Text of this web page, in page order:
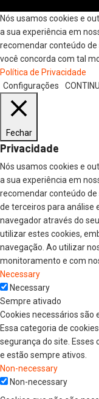
Nós usamos cookies e
a sua experiência em
recomendar conteúdo
você concorda com tal
Política de Privacidade
Configurações
Fechar
Privacidade
Nós usamos cookies e
a sua experiência em
recomendar conteúdo
de terceiros para análise
navegador através do
utilizar estes cookies,
navegação. Ao utilizar
monitoramento e com
Necessary
Necessary
Sempre ativado
Cookies necessários são
Essa categoria de
segurança do site. Esses
e estão sempre ativos.
Non-necessary
Non-necessary